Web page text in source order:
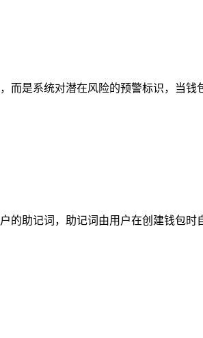
而是系统对潜在风险的预警标识，当
助记词，助记词由用户在创建钱包时